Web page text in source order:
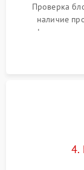
Проверка
наличие
картриджа и
4.